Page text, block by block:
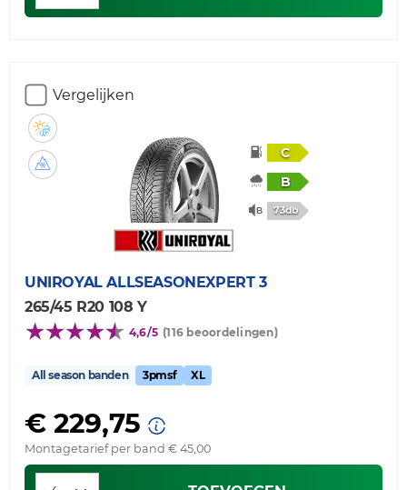
Vergelijken
C
B
73db
UNIROYAL ALLSEASONEXPERT 3
265/45 R20 108 Y
4,6/5 (116 beoordelingen)
All season banden 3pmsf XL
€ 229,75
Montagetarief per band € 45,00